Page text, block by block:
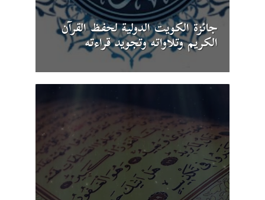
جائزة الكويت الدولية لحفظ القرآن
الكريم وتلاواته وتجويد قراءته